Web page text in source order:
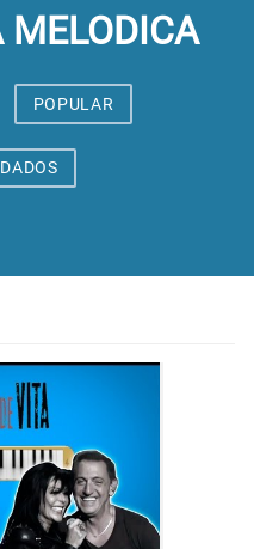
MELODICA
POPULAR